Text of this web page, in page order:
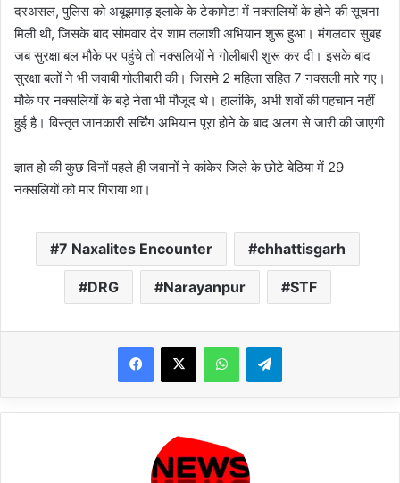
दरअसल, पुलिस को अबूझमाड़ इलाके के टेकामेटा में नक्सलियों के होने की सूचना
मिली थी, जिसके बाद सोमवार देर शाम तलाशी अभियान शुरू हुआ। मंगलवार सुबह
जब सुरक्षा बल मौके पर पहुंचे तो नक्सलियों ने गोलीबारी शुरू कर दी। इसके बाद
सुरक्षा बलों ने भी जवाबी गोलीबारी की। जिसमे 2 महिला सहित 7 नक्सली मारे गए।
मौके पर नक्सलियों के बड़े नेता भी मौजूद थे। हालांकि, अभी शवों की पहचान नहीं
हुई है। विस्तृत जानकारी सर्चिंग अभियान पूरा होने के बाद अलग से जारी की जाएगी
ज्ञात हो की कुछ दिनों पहले ही जवानों ने कांकेर जिले के छोटे बेठिया में 29
नक्सलियों को मार गिराया था।
7 Naxalites Encounter chhattisgarh
DRG Narayanpur STF
WhatsAppTelegram